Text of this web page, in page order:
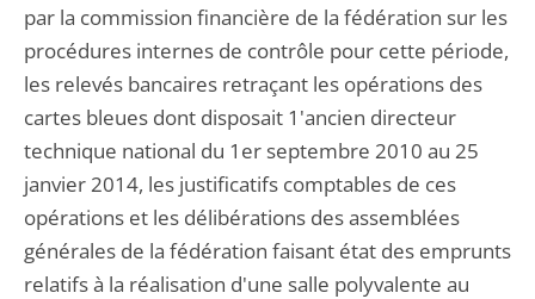
par la commission financière de la fédération sur les
procédures internes de contrôle pour cette période,
les relevés bancaires retraçant les opérations des
cartes bleues dont disposait 1'ancien directeur
technique national du 1er septembre 2010 au 25
janvier 2014, les justificatifs comptables de ces
opérations et les délibérations des assemblées
générales de la fédération faisant état des emprunts
relatifs à la réalisation d'une salle polyvalente au